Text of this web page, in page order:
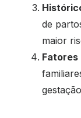
de
maior
Fatores